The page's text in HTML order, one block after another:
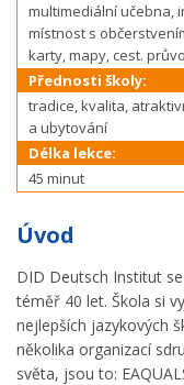
multimediální učebna,
místnost s
karty, mapy, cest.
Přednosti školy:
tradice, kvalita,
a ubytování
Délka lekce:
45 minut
Úvod
DID Deutsch Institut
téměř 40 let. Škola si
nejlepších jazykových
několika organizací
světa, jsou to: